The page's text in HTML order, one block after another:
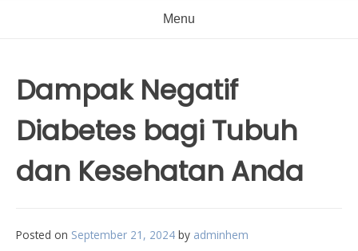
Menu
Dampak Negatif
Diabetes bagi Tubuh
dan Kesehatan Anda
Posted on September 21, 2024 by adminhem